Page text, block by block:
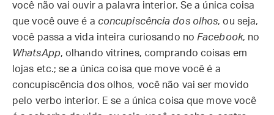
você não vai ouvir a palavra interior. Se a única coisa
que você ouve é a concupiscência dos olhos, ou seja,
você passa a vida inteira curiosando no Facebook, no
WhatsApp, olhando vitrines, comprando coisas em
lojas etc.; se a única coisa que move você é a
concupiscência dos olhos, você não vai ser movido
pelo verbo interior. E se a única coisa que move você